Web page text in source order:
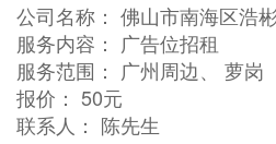
公司名称： 佛山市南海区浩
服务内容： 广告位招租
服务范围： 广州周边、 萝岗
报价： 50元
联系人： 陈先生